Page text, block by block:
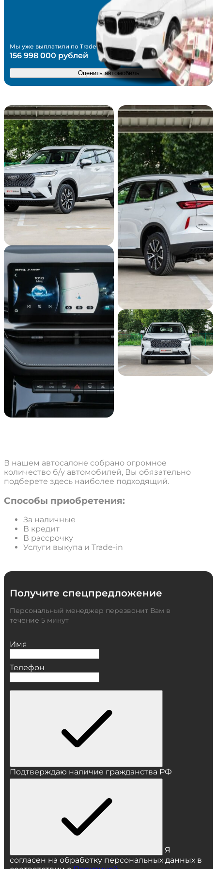
Система выбора режима движения
Электропривод крышки багажника
Электростеклоподъемники задние
Электростеклоподъемники передние
Электронная приборная панель
Система доступа без ключа
Усилитель руля
Другое
Автоматический корректор фар
Мультифункциональное рулевое колесо
Парктроник передний
Парктроник задний
Защита от угона
Иммобилайзер
Салон
Кожа (материал салона)
Подрулевые лепестки переключения передач
Обогрев рулевого колеса
Отделка кожей рулевого колеса
Оценить автомобиль
Мы уже выплатили по Trade in
156 998 000 рублей
В нашем автосалоне собрано огромное
количество б/у автомобилей, Вы обязательно
подберете здесь наиболее подходящий.
Способы приобретения:
За наличные
В кредит
В рассрочку
Услуги выкупа и Trade-in
Получите спецпредложение
Персональный менеджер перезвонит Вам в
течение 5 минут
Имя
Телефон
Подтверждаю наличие гражданства РФ
Я
согласен на обработку персональных данных в